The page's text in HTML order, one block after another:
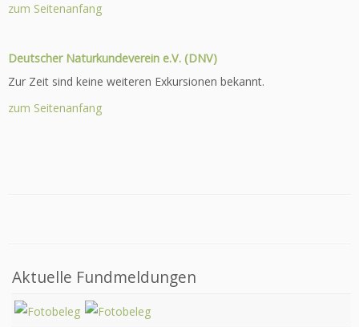
zum Seitenanfang
Deutscher Naturkundeverein e.V. (DNV)
Zur Zeit sind keine weiteren Exkursionen bekannt.
zum Seitenanfang
Aktuelle Fundmeldungen